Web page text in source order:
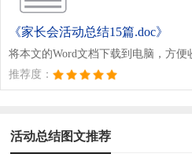
《家长会活动总结15篇.doc》
将本文的Word文档下载到电脑，方便
推荐度：
活动总结图文推荐